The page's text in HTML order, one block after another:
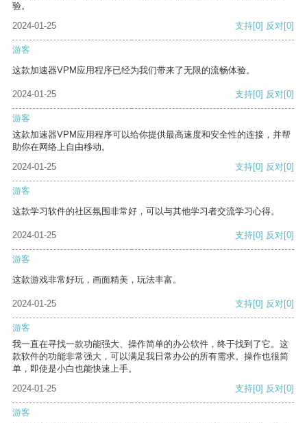
验。
2024-01-25
支持[0] 反对[0]
游客
这款加速器VPM应用程序已经为我们带来了无限的流畅体验。
2024-01-25 支持[0] 反对[0]
游客
这款加速器VPM应用程序可以给你提供最高速度和安全性的连接，并帮
助你在网络上自由移动。
2024-01-25
支持[0] 反对[0]
游客
这款学习软件的社区氛围非常好，可以与其他学习者交流学习心得。
2024-01-25 支持[0] 反对[0]
游客
这款游戏非常好玩，画面精美，玩法丰富。
2024-01-25 支持[0] 反对[0]
游客
我一直在寻找一款功能强大、操作简单的办公软件，终于找到了它。这
款软件的功能非常强大，可以满足我日常办公的所有需求。操作也很简
单，即使是小白也能快速上手。
2024-01-25
支持[0] 反对[0]
游客